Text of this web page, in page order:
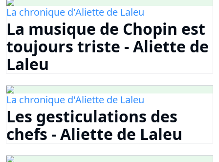
La chronique d'Aliette de Laleu
La musique de Chopin est
toujours triste - Aliette de
Laleu
La chronique d'Aliette de Laleu
Les gesticulations des
chefs - Aliette de Laleu